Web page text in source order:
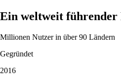
Ein weltweit
Millionen Nutzer in über 90 Ländern
Gegründet
2016